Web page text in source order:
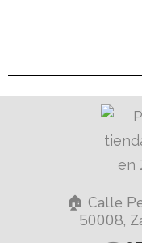
🏠 Calle
50008,